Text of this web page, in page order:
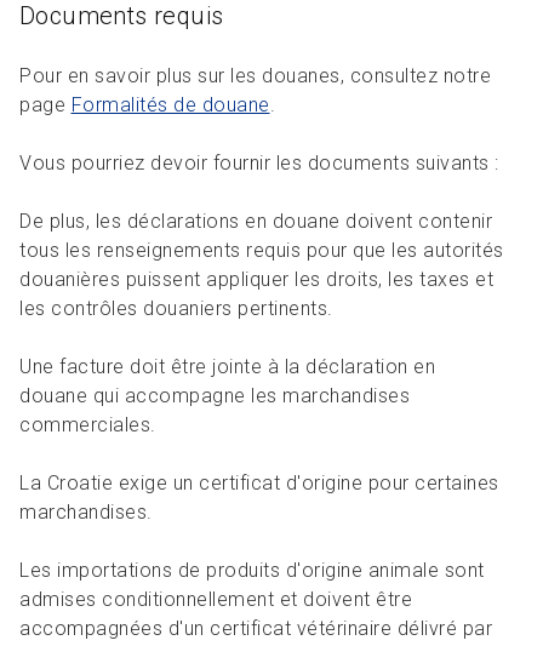
Documents requis
Pour en savoir plus sur les douanes, consultez notre
page Formalités de douane.
Vous pourriez devoir fournir les documents suivants :
De plus, les déclarations en douane doivent contenir
tous les renseignements requis pour que les autorités
douanières puissent appliquer les droits, les taxes et
les contrôles douaniers pertinents.
Une facture doit être jointe à la déclaration en
douane qui accompagne les marchandises
commerciales.
La Croatie exige un certificat d'origine pour certaines
marchandises.
Les importations de produits d'origine animale sont
admises conditionnellement et doivent être
accompagnées d'un certificat vétérinaire délivré par